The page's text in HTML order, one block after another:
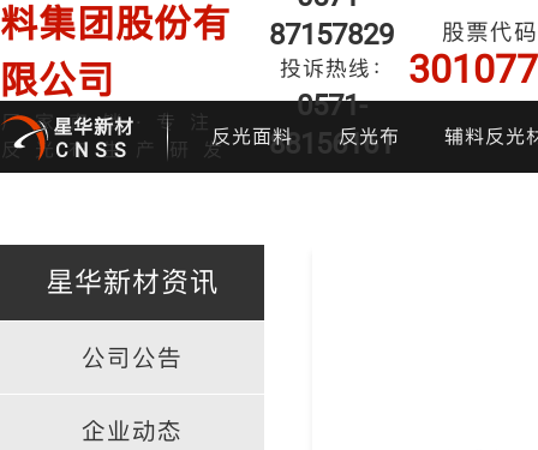
料集团股份有
限公司
厂家直销·专注
反光布生产研发
87157829
投诉热线：
0571-
88156161
股票代码
301077
星华新材
CNSS
反光面料 反光布 辅料反光
星华新材资讯
公司公告
企业动态